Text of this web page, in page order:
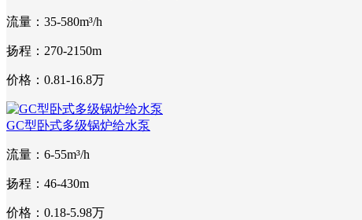
流量：35-580m³/h
扬程：270-2150m
价格：0.81-16.8万
GC型卧式多级锅炉给水泵
流量：6-55m³/h
扬程：46-430m
价格：0.18-5.98万